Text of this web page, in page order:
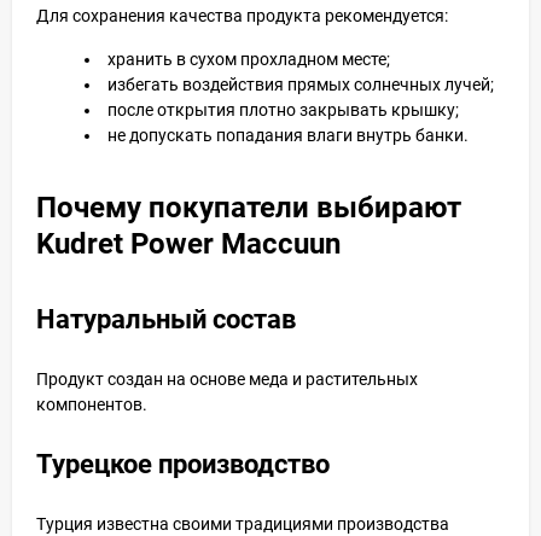
Для сохранения качества продукта рекомендуется:
хранить в сухом прохладном месте;
избегать воздействия прямых солнечных лучей;
после открытия плотно закрывать крышку;
не допускать попадания влаги внутрь банки.
Почему покупатели выбирают
Kudret Power Maccuun
Натуральный состав
Продукт создан на основе меда и растительных
компонентов.
Турецкое производство
Турция известна своими традициями производства